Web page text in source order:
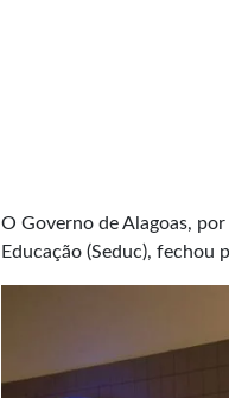
O Governo de Alagoas,
Educação (Seduc), fechou